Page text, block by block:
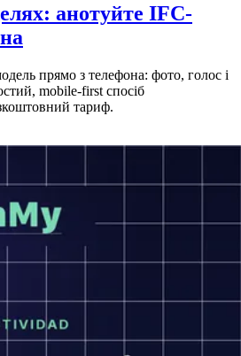
анотуйте IFC-
прямо з телефона: фото, голос і
mobile-first спосіб
тариф.